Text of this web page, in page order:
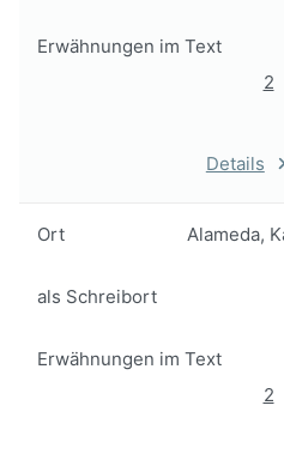
Erwähnungen im Text
2
Details
Ort Alameda,
als Schreibort
Erwähnungen im Text
2